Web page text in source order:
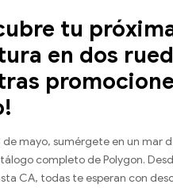
tu
en dos
de mayo, sumérgete en un mar
completo de Polygon.
CA, todas te esperan con